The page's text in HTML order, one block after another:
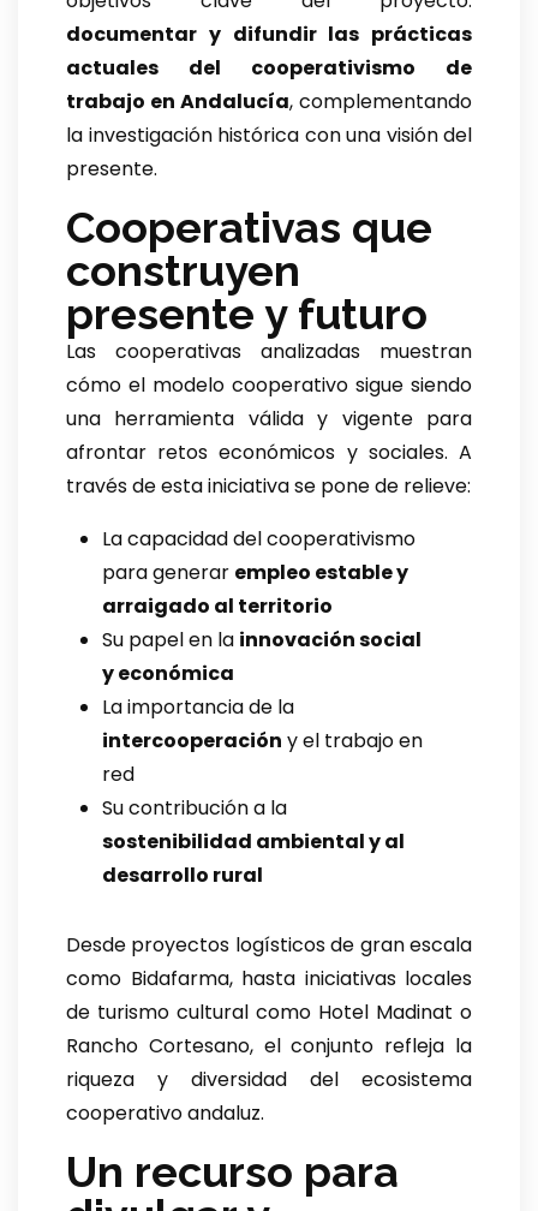
documentar y difundir las prácticas
actuales del cooperativismo de
trabajo en Andalucía, complementando
la investigación histórica con una visión del
presente.
Cooperativas que
construyen
presente y futuro
Las cooperativas analizadas muestran
cómo el modelo cooperativo sigue siendo
una herramienta válida y vigente para
afrontar retos económicos y sociales. A
través de esta iniciativa se pone de relieve:
La capacidad del cooperativismo
para generar empleo estable y
arraigado al territorio
Su papel en la innovación social
y económica
La importancia de la
intercooperación y el trabajo en
red
Su contribución a la
sostenibilidad ambiental y al
desarrollo rural
Desde proyectos logísticos de gran escala
como Bidafarma, hasta iniciativas locales
de turismo cultural como Hotel Madinat o
Rancho Cortesano, el conjunto refleja la
riqueza y diversidad del ecosistema
cooperativo andaluz.
Un recurso para